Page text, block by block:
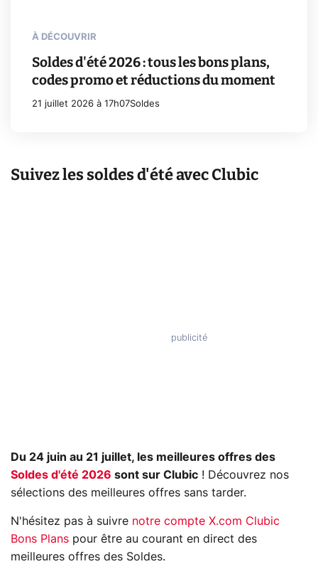
À DÉCOUVRIR
Soldes d'été 2026 : tous les bons plans,
codes promo et réductions du moment
21 juillet 2026 à 17h07Soldes
Suivez les soldes d'été avec Clubic
Du 24 juin au 21 juillet, les meilleures offres des
Soldes d'été 2026 sont sur Clubic ! Découvrez nos
sélections des meilleures offres sans tarder.
N'hésitez pas à suivre notre compte X.com Clubic
Bons Plans pour être au courant en direct des
meilleures offres des Soldes.